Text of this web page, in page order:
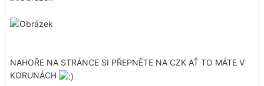
NAHOŘE NA STRÁNCE SI PŘEPNĚTE NA CZK AŤ TO MÁTE V
KORUNÁCH